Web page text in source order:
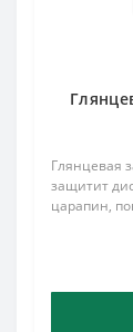
Глянцевая
защитит
царапин,